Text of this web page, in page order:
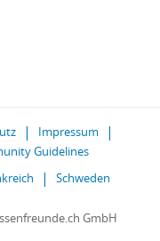
Impressum
Guidelines
Schweden
GmbH